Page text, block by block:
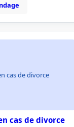
cas de divorce
cas de divorce